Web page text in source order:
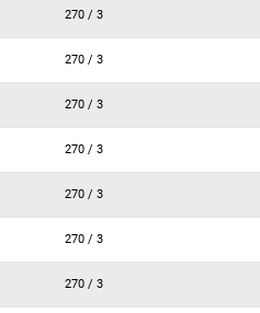
270 / 3
270 / 3
270 / 3
270 / 3
270 / 3
270 / 3
270 / 3